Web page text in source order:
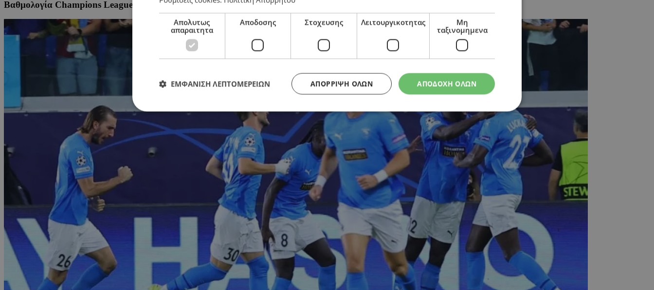
Βαθμολογία Champions League: Σε θέση πρόκρισης εντός 24άδας η Πάφος, πάνω από μεγαθήρια!
Απολυτως
απαραιτητα
Αποδοσης Στοχευσης Λειτουργικοτητας
Μη
ταξινομημενα
ΑΠΟΔΟΧΗ ΟΛΩΝ
ΑΠΌΡΡΙΨΗ ΌΛΩΝ
ΕΜΦΑΝΙΣΗ ΛΕΠΤΟΜΕΡΕΙΩΝ